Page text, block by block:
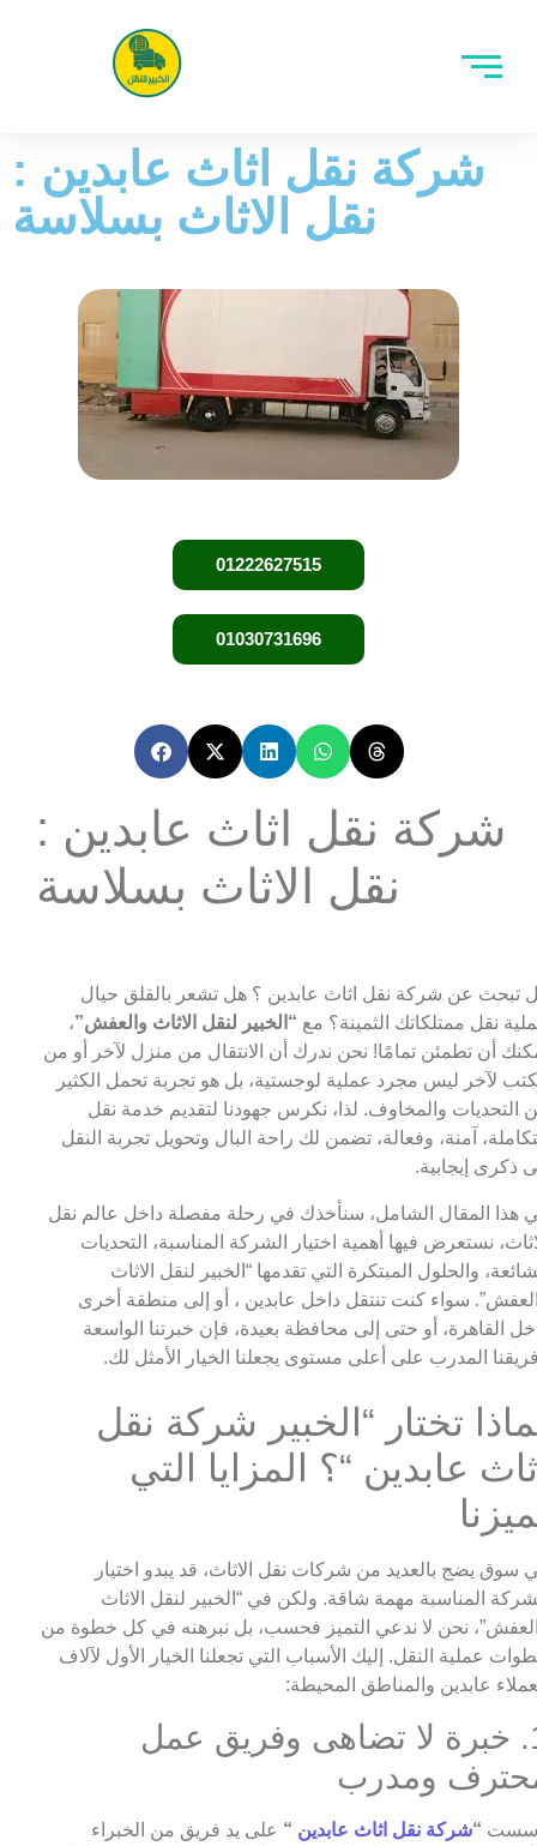
شركة نقل اثاث عابدين :
نقل الاثاث بسلاسة
01222627515
01030731696
شركة نقل اثاث عابدين :
نقل الاثاث بسلاسة
تبحث عن شركة نقل اثاث عابدين ؟ هل تشعر بالقلق حيال
نقل ممتلكاتك الثمينة؟ مع “الخبير لنقل الاثاث والعفش”،
أن تطمئن تمامًا! نحن ندرك أن الانتقال من منزل لآخر أو من
لآخر ليس مجرد عملية لوجستية، بل هو تجربة تحمل الكثير
التحديات والمخاوف. لذا، نكرس جهودنا لتقديم خدمة نقل
آمنة، وفعالة، تضمن لك راحة البال وتحويل تجربة النقل
ذكرى إيجابية.
هذا المقال الشامل، سنأخذك في رحلة مفصلة داخل عالم نقل
نستعرض فيها أهمية اختيار الشركة المناسبة، التحديات
والحلول المبتكرة التي تقدمها “الخبير لنقل الاثاث
سواء كنت تنتقل داخل عابدين ، أو إلى منطقة أخرى
القاهرة، أو حتى إلى محافظة بعيدة، فإن خبرتنا الواسعة
المدرب على أعلى مستوى يجعلنا الخيار الأمثل لك.
تختار “الخبير شركة نقل
عابدين “؟ المزايا التي
سوق يضج بالعديد من شركات نقل الاثاث، قد يبدو اختيار
المناسبة مهمة شاقة. ولكن في “الخبير لنقل الاثاث
نحن لا ندعي التميز فحسب، بل نبرهنه في كل خطوة من
عملية النقل. إليك الأسباب التي تجعلنا الخيار الأول لآلاف
عابدين والمناطق المحيطة:
1. خبرة لا تضاهى وفريق عمل
ومدرب
“شركة نقل اثاث عابدين “ على يد فريق من الخبراء